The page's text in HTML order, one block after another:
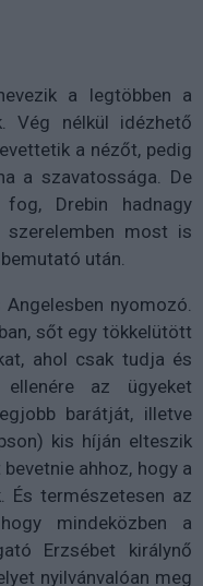
a legtöbben a
Vég nélkül idézhető
a nézőt, pedig
a szavatossága. De
Drebin hadnagy
szerelemben most is
után.
nyomozó.
sőt egy tökkelütött
ahol csak tudja és
az ügyeket
barátját, illetve
kis híján elteszik
ahhoz, hogy a
És természetesen az
mindeközben a
Erzsébet királynő
nyilvánvalóan meg